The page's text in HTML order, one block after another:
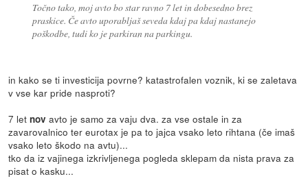
Točno tako, moj avto bo star ravno 7 let in dobesedno brez
praskice. Če avto uporabljaš seveda kdaj pa kdaj nastanejo
poškodbe, tudi ko je parkiran na parkingu.
in kako se ti investicija povrne? katastrofalen voznik, ki se zaletava
v vse kar pride nasproti?
7 letnov avto je samo za vaju dva. za vse ostale in za
zavarovalnico ter eurotax je pa to jajca vsako leto rihtana (če imaš
vsako leto škodo na avtu)...
tko da iz vajinega izkrivljenega pogleda sklepam da nista prava za
pisat o kasku...